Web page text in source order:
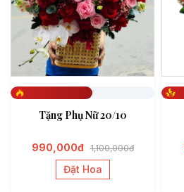
Tặng Phụ Nữ 20/10
990,000đ 1,100,000đ
Đặt Hoa